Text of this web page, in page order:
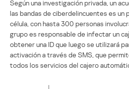
Según una investigación privada, un
las bandas de ciberdelincuentes es un
célula, con hasta 300 personas
grupo es responsable de infectar un
obtener una ID que luego se utilizará
activación a través de SMS, que
todos los servicios del cajero